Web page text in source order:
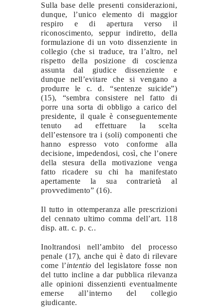
Sulla base delle presenti considerazioni,
dunque, l’unico elemento di maggior
respiro e di apertura verso il
riconoscimento, seppur indiretto, della
formulazione di un voto dissenziente in
collegio (che si traduce, tra l’altro, nel
rispetto della posizione di coscienza
assunta dal giudice dissenziente e
dunque nell’evitare che si vengano a
produrre le c. d. “sentenze suicide”)
(15), “sembra consistere nel fatto di
porre una sorta di obbligo a carico del
presidente, il quale è conseguentemente
tenuto ad effettuare la scelta
dell’estensore tra i (soli) componenti che
hanno espresso voto conforme alla
decisione, impedendosi, così, che l’onere
della stesura della motivazione venga
fatto ricadere su chi ha manifestato
apertamente la sua contrarietà al
provvedimento” (16).
Il tutto in ottemperanza alle prescrizioni
del cennato ultimo comma dell’art. 118
disp. att. c. p. c..
Inoltrandosi nell’ambito del processo
penale (17), anche qui è dato di rilevare
come l’intentio del legislatore fosse non
del tutto incline a dar pubblica rilevanza
alle opinioni dissenzienti eventualmente
emerse all’interno del collegio
giudicante.